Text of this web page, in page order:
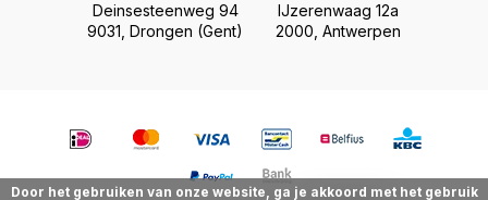
Deinsesteenweg 94
9031, Drongen (Gent)
IJzerenwaag 12a
2000, Antwerpen
Door het gebruiken van onze website, ga je akkoord met het gebruik